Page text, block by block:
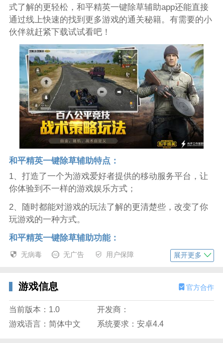
式了解的更轻松，和平精英一键除草辅助app还能直接
通过线上快速的找到更多游戏的通关秘籍。有需要的小
伙伴就赶紧下载试试看吧！
和平精英一键除草辅助特点：
1、打造了一个为游戏爱好者提供的移动服务平台，让
你体验到不一样的游戏娱乐方式；
2、随时都能对游戏的玩法了解的更清楚些，改变了你
玩游戏的一种方式。
和平精英一键除草辅助功能：
1、游戏辅助：提供了一个专属游戏爱好者的辅助平
2、游戏透视：开启吃鸡游戏的透视功能，让你随时都
无病毒 无广告 用户保障 展开更多
游戏信息 官方合作
当前版本：1.0
开发商：
游戏语言：简体中文
系统要求：安卓4.4